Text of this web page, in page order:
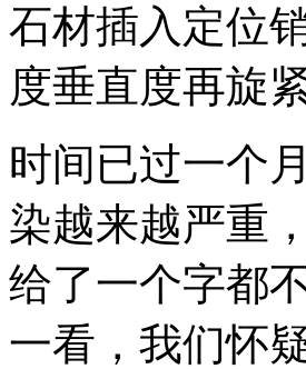
石材插入定位
度垂直度再旋
时间已过一个
染越来越严重
给了一个字都
一看，我们怀